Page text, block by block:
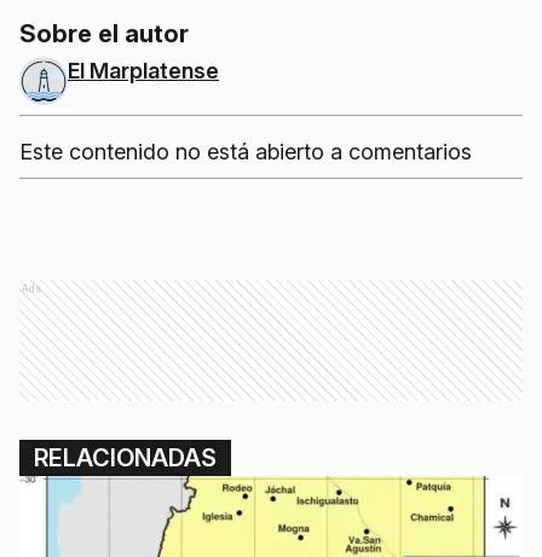
Sobre el autor
El Marplatense
Este contenido no está abierto a comentarios
Ads
RELACIONADAS